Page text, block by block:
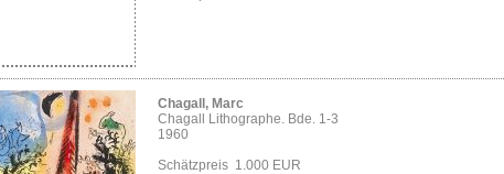
Chagall, Marc
Chagall Lithographe. Bde. 1-3
1960
Schätzpreis 1.000 EUR